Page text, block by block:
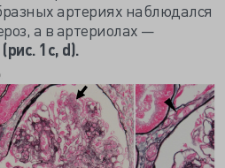
артериях наблюдался
а в артериолах —
(рис. 1с, d).